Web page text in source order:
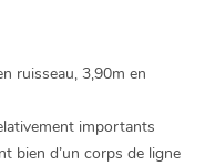
ruisseau, 3,90m en
importants
bien d’un corps de ligne